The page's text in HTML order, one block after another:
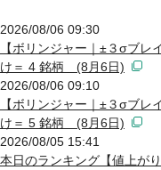
2026/08/06 09:30
【ボリンジャー｜±３σブ
け＝ 4 銘柄 (8月6日)
2026/08/06 09:10
【ボリンジャー｜±３σブ
け＝ 5 銘柄 (8月6日)
2026/08/05 15:41
本日のランキング【値上が